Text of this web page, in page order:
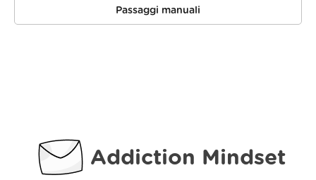
Passaggi manuali
Addiction Mindset